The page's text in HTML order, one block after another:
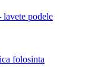
lavete podele
folosinta